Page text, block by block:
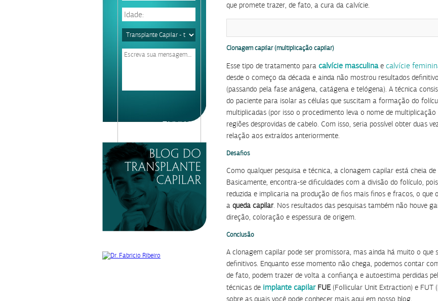
field
empty.
que promete trazer, de fato, a cura da calvície.
Clonagem capilar (multiplicação capilar)
Esse tipo de tratamento para calvície masculinae calvície
desde o começo da década e ainda não mostrou resultados
(passando pela fase anágena, catágena e telógena). A técnica
do paciente para isolar as células que suscitam a formação do
multiplicadas (por isso o procedimento leva o nome de
regiões desprovidas de cabelo. Com isso, seria possível obter duas
relação aos extraídos anteriormente.
Desafios
Como qualquer pesquisa e técnica, a clonagem capilar está cheia
Basicamente, encontra-se dificuldades com a divisão do folículo,
reduzida e implicaria na produção de fios mais finos e fracos, o que
a queda capilar. Nos resultados das pesquisas também não houve
direção, coloração e espessura de origem.
Conclusão
A clonagem capilar pode ser promissora, mas ainda há muito o que
definitivos. Enquanto esse momento não chega, podemos contar
de fato, podem trazer de volta a confiança e autoestima perdidas
técnicas de implante capilar FUE (Follicular Unit Extraction) e FUT
sobre as quais você pode conhecer mais aqui em nosso blog.